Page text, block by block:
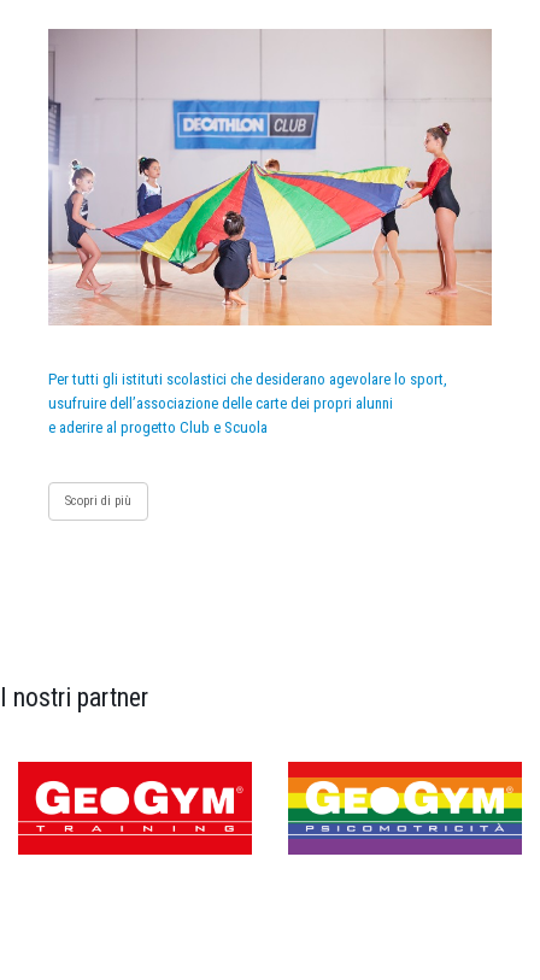
Per tutti gli istituti scolastici che desiderano agevolare lo sport,
usufruire dell’associazione delle carte dei propri alunni
e aderire al progetto Club e Scuola
Scopri di più
I nostri partner